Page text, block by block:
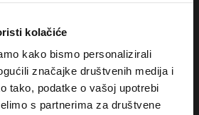
kolačiće
kako bismo personalizirali
značajke društvenih medija i
tako, podatke o vašoj upotrebi
s partnerima za društvene